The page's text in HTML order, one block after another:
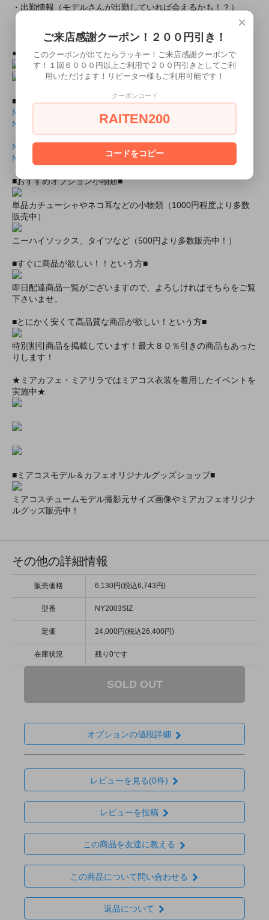
・出勤情報（モデルさんが出勤していれば会えるかも！？）
（ミアカフェ東京店は出勤情報非公開です）
●上記モデルの撮影随時受付中！ ２０分３０００円より！
■商品封入用画像■
NY2003湾田高校冬制服表面.jlb
NY2003湾田高校冬制服表面.pdf
NY2003湾田高校冬制服裏面.jlb
NY2003湾田高校冬制服裏面.pdf
■おすすめオプション小物類■
単品カチューシャやネコ耳などの小物類（1000円程度より多数
販売中）
ニーハイソックス、タイツなど（500円より多数販売中！）
■すぐに商品が欲しい！！という方■
即日配達商品一覧がございますので、よろしければそちらをご覧
下さいませ。
■とにかく安くて高品質な商品が欲しい！という方■
特別割引商品を掲載しています！最大８０％引きの商品もあった
りします！
★ミアカフェ・ミアリラではミアコス衣装を着用したイベントを
実施中★
■ミアコスモデル＆カフェオリジナルグッズショップ■
ミアコスチュームモデル撮影元サイズ画像やミアカフェオリジナ
ルグッズ販売中！
その他の詳細情報
販売価格 6,130円(税込6,743円)
型番 NY2003SIZ
定価 24,000円(税込26,400円)
在庫状況 残り0です
SOLD OUT
オプションの値段詳細
レビューを見る(0件)
レビューを投稿
この商品を友達に教える
この商品について問い合わせる
返品について
×
ご来店感謝クーポン！２００円引き！
このクーポンが出てたらラッキー！ご来店感謝クーポンで
す！１回６０００円以上ご利用で２００円引きとしてご利
用いただけます！リピーター様もご利用可能です！
クーポンコード
RAITEN200
コードをコピー